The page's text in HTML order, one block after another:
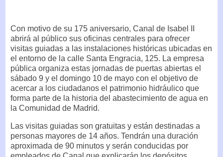
Con motivo de su 175 aniversario, Canal de Isabel II
abrirá al público sus oficinas centrales para ofrecer
visitas guiadas a las instalaciones históricas ubicadas en
el entorno de la calle Santa Engracia, 125. La empresa
pública organiza estas jornadas de puertas abiertas el
sábado 9 y el domingo 10 de mayo con el objetivo de
acercar a los ciudadanos el patrimonio hidráulico que
forma parte de la historia del abastecimiento de agua en
la Comunidad de Madrid.
Las visitas guiadas son gratuitas y están destinadas a
personas mayores de 14 años. Tendrán una duración
aproximada de 90 minutos y serán conducidas por